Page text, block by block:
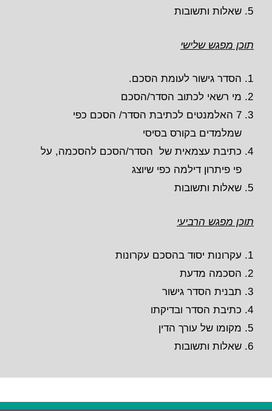
שאלות ותשובות
תוכן מפגש שלישי
הסדר גישור לעומת הסכם.
מי רשאי לכתוב הסדר/הסכם
7 האלמנטים לכתיבת הסדר/ הסכם כפי
שמלמדים בקורס בסיסי
כתיבת עצמאית של הסדר/הסכם להסכמה, על
פי פיתרון דילמה כפי שיוצג
שאלות ותשובות
תוכן מפגש הרביעי
עקרונות יסוד בהסכם עקרונות
הסכמה מדעת
תבנית הסדר גישור
כתיבת הסדר ובדיקתו
מקומו של עורך הדין
שאלות ותשובות